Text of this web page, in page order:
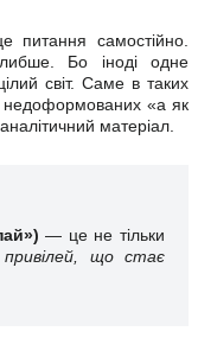
питання самостійно.
Бо іноді одне
світ. Саме в таких
«а як
матеріал.
— це не тільки
що стає